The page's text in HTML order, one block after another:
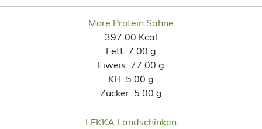
More Protein Sahne
397.00 Kcal
Fett: 7.00 g
Eiweis: 77.00 g
KH: 5.00 g
Zucker: 5.00 g
LEKKA Landschinken